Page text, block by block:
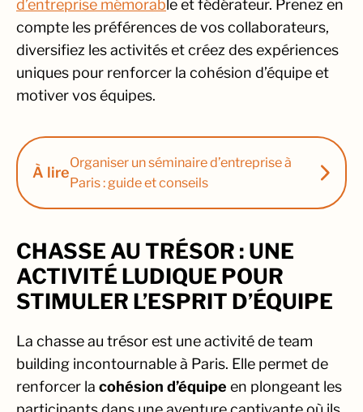
d’entreprise mémorable et fédérateur. Prenez en
compte les préférences de vos collaborateurs,
diversifiez les activités et créez des expériences
uniques pour renforcer la cohésion d’équipe et
motiver vos équipes.
À lire
Organiser un séminaire d’entreprise à
Paris : guide et conseils
CHASSE AU TRÉSOR : UNE
ACTIVITÉ LUDIQUE POUR
STIMULER L’ESPRIT D’ÉQUIPE
La chasse au trésor est une activité de team
building incontournable à Paris. Elle permet de
renforcer la cohésion d’équipe en plongeant les